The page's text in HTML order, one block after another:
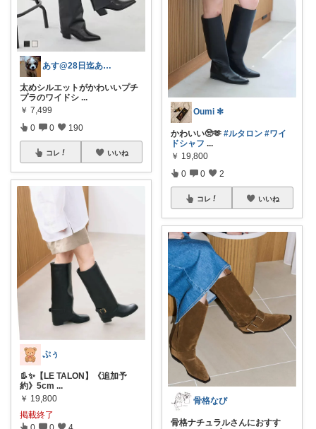
あす@28日迄ありがとうございます🙇‍
太めシルエットがかわいいプチ
プラのワイドシ ...
￥ 7,499
0 0 190
コレ いいね
ぷぅ
👢✨【LE TALON】《追加予
約》5cm ...
￥ 19,800
掲載終了
0 0 4
Oumi ✻
かわいい🥺🫶 #ルタロン #ワイ
ドシャフ ...
￥ 19,800
0 0 2
コレ いいね
骨格なび
骨格ナチュラルさんにおすす